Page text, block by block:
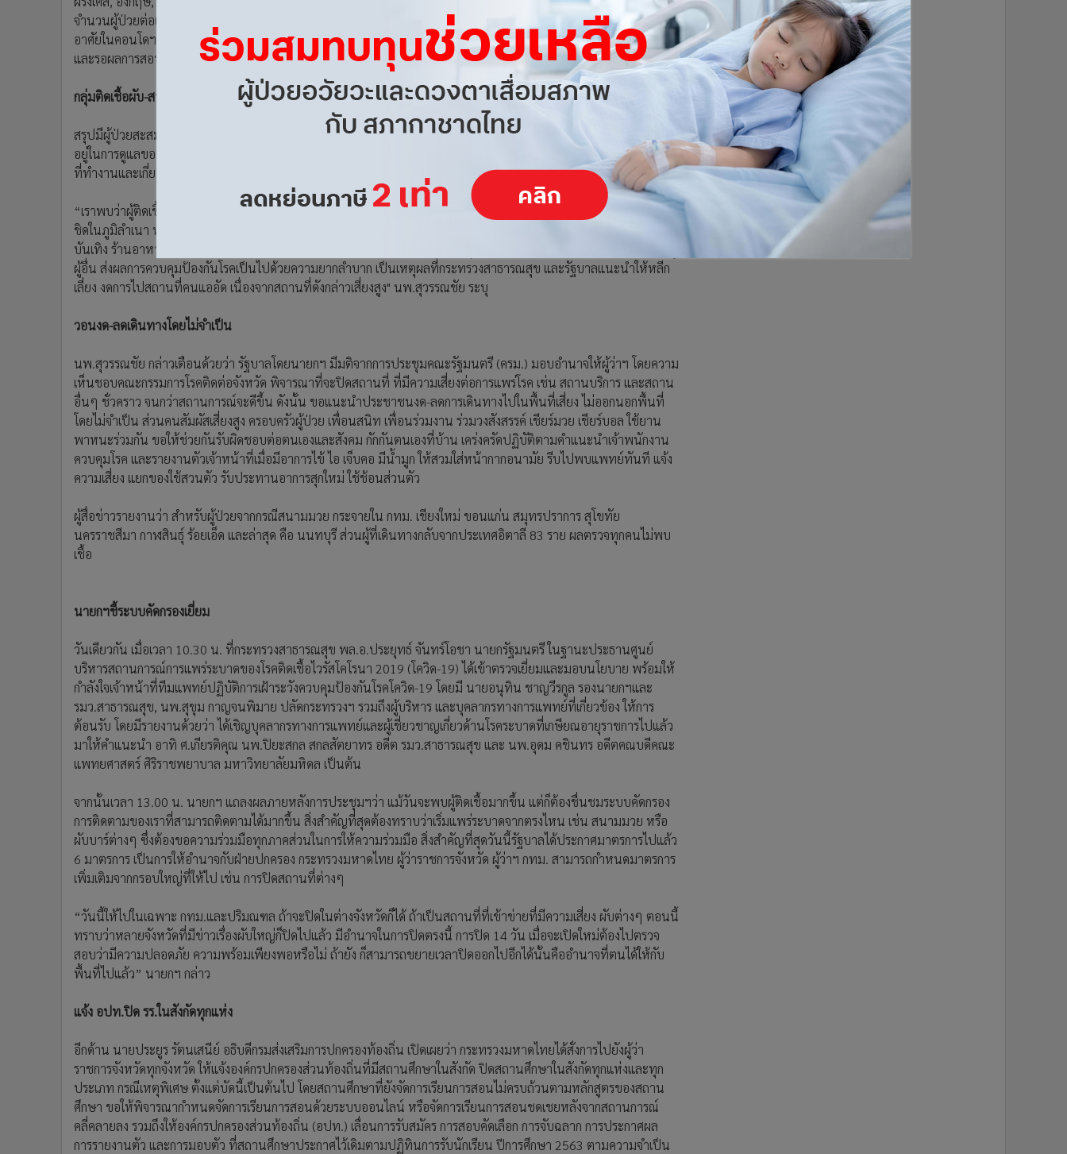
Celeb Online
Gotomanager
จำนวนผู้ป่วยต่อเนื่อง การทำงานใกล้ชิดต่างชาติ 3 ราย เป็นครูพี่เลี้ยง, พนักงานเคาน์เตอร์เช็กอิน และเพื่อนต่างชาติมา
อาศัยในคอนโดฯ ทำงานหรืออาศัยในสถานที่แออัดต้องใกล้ชิดคนจำนวนมาก 1 ราย เป็นเทรนเนอร์ ในสถานที่ออกกำลังกาย
และรอผลการสอบสวนโรคเพิ่มเติม 4 ราย โดยจำนวนนี้ มีผู้สื่อข่าว 1 ราย
กลุ่มติดเชื้อผับ-สนามมวยทะลุ 100
สรุปมีผู้ป่วยสะสมในประเทศ 272 ราย กลับบ้าน 42 ราย อยู่ระหว่างรักษา 229 ราย เสียชีวิต 1 ราย โดยมีอาการหนัก 3 ราย
อยู่ในการดูแลของแพทย์อย่างใกล้ชิด ทั้งนี้ รายงานผู้ป่วยรายใหม่ส่วนใหญ่มีลักษณะสัมผัสใกล้ชิดกับกลุ่มเสี่ยง โดยมีกลุ่มคน
ที่ทำงานและเกี่ยวกับในสถานบันเทิง 57 ราย ส่วนกลุ่มสนามมวยขณะนี้รวม 52 ราย
“เราพบว่าผู้ติดเชื้อจากสนามมวย ส่วนหนึ่งเป็นผู้ชมจากต่างจังหวัด หมายความว่า ผู้ป่วยนั้นมีโอกาสนำเชื้อกับไปติดคนใกล้
ชิดในภูมิลำเนา หรือที่ตัวเองเดินทางไป เรายังพบว่า มีบางคนที่เป็นผู้สัมผัสเสี่ยงสูง แต่ยังออกไปในสถานที่ผู้คนแออัด สถาน
บันเทิง ร้านอาหาร โดยไม่มีการกักกันตัวเองตามคำแนะนำของกระทรวงสาธารณสุข ตรงนี้เป็นอันตรายมาก ในการแพร่โรคสู่
ผู้อื่น ส่งผลการควบคุมป้องกันโรคเป็นไปด้วยความยากลำบาก เป็นเหตุผลที่กระทรวงสาธารณสุข และรัฐบาลแนะนำให้หลีก
เลี่ยง งดการไปสถานที่คนแออัด เนื่องจากสถานที่ดังกล่าวเสี่ยงสูง" นพ.สุวรรณชัย ระบุ
วอนงด-ลดเดินทางโดยไม่จำเป็น
นพ.สุวรรณชัย กล่าวเตือนด้วยว่า รัฐบาลโดยนายกฯ มีมติจากการประชุมคณะรัฐมนตรี (ครม.) มอบอำนาจให้ผู้ว่าฯ โดยความ
เห็นชอบคณะกรรมการโรคติดต่อจังหวัด พิจารณาที่จะปิดสถานที่ ที่มีความเสี่ยงต่อการแพร่โรค เช่น สถานบริการ และสถาน
อื่นๆ ชั่วคราว จนกว่าสถานการณ์จะดีขึ้น ดังนั้น ขอแนะนำประชาชนงด-ลดการเดินทางไปในพื้นที่เสี่ยง ไม่ออกนอกพื้นที่
โดยไม่จำเป็น ส่วนคนสัมผัสเสี่ยงสูง ครอบครัวผู้ป่วย เพื่อนสนิท เพื่อนร่วมงาน ร่วมวงสังสรรค์ เชียร์มวย เชียร์บอล ใช้ยาน
พาหนะร่วมกัน ขอให้ช่วยกันรับผิดชอบต่อตนเองและสังคม กักกันตนเองที่บ้าน เคร่งครัดปฏิบัติตามคำแนะนำเจ้าพนักงาน
ควบคุมโรค และรายงานตัวเจ้าหน้าที่เมื่อมีอาการไข้ ไอ เจ็บคอ มีน้ำมูก ให้สวมใส่หน้ากากอนามัย รีบไปพบแพทย์ทันที แจ้ง
ความเสี่ยง แยกของใช้สวนตัว รับประทานอาการสุกใหม่ ใช้ช้อนส่วนตัว
ผู้สื่อข่าวรายงานว่า สำหรับผู้ป่วยจากกรณีสนามมวย กระจายใน กทม. เชียงใหม่ ขอนแก่น สมุทรปราการ สุโขทัย
นครราชสีมา กาฬสินธุ์ ร้อยเอ็ด และล่าสุด คือ นนทบุรี ส่วนผู้ที่เดินทางกลับจากประเทศอิตาลี 83 ราย ผลตรวจทุกคนไม่พบ
เชื้อ
นายกฯชี้ระบบคัดกรองเยี่ยม
วันเดียวกัน เมื่อเวลา 10.30 น. ที่กระทรวงสาธารณสุข พล.อ.ประยุทธ์ จันทร์โอชา นายกรัฐมนตรี ในฐานะประธานศูนย์
บริหารสถานการณ์การแพร่ระบาดของโรคติดเชื้อไวรัสโคโรนา 2019 (โควิด-19) ได้เข้าตรวจเยี่ยมและมอบนโยบาย พร้อมให้
กำลังใจเจ้าหน้าที่ทีมแพทย์ปฏิบัติการเฝ้าระวังควบคุมป้องกันโรคโควิด-19 โดยมี นายอนุทิน ชาญวีรกูล รองนายกฯและ
รมว.สาธารณสุข, นพ.สุขุม กาญจนพิมาย ปลัดกระทรวงฯ รวมถึงผู้บริหาร และบุคลากรทางการแพทย์ที่เกี่ยวข้อง ให้การ
ต้อนรับ โดยมีรายงานด้วยว่า ได้เชิญบุคลากรทางการแพทย์และผู้เชี่ยวชาญเกี่ยวด้านโรคระบาดที่เกษียณอายุราชการไปแล้ว
มาให้คำแนะนำ อาทิ ศ.เกียรติคุณ นพ.ปิยะสกล สกลสัตยาทร อดีต รมว.สาธารณสุข และ นพ.อุดม คชินทร อดีตคณบดีคณะ
แพทยศาสตร์ ศิริราชพยาบาล มหาวิทยาลัยมหิดล เป็นต้น
จากนั้นเวลา 13.00 น. นายกฯ แถลงผลภายหลังการประชุมฯว่า แม้วันจะพบผู้ติดเชื้อมากขึ้น แต่ก็ต้องชื่นชมระบบคัดกรอง
การติดตามของเราที่สามารถติดตามได้มากขึ้น สิ่งสำคัญที่สุดต้องทราบว่าเริ่มแพร่ระบาดจากตรงไหน เช่น สนามมวย หรือ
ผับบาร์ต่างๆ ซึ่งต้องขอความร่วมมือทุกภาคส่วนในการให้ความร่วมมือ สิ่งสำคัญที่สุดวันนี้รัฐบาลได้ประกาศมาตรการไปแล้ว
6 มาตรการ เป็นการให้อำนาจกับฝ่ายปกครอง กระทรวงมหาดไทย ผู้ว่าราชการจังหวัด ผู้ว่าฯ กทม. สามารถกำหนดมาตรการ
เพิ่มเติมจากกรอบใหญ่ที่ให้ไป เช่น การปิดสถานที่ต่างๆ
“วันนี้ให้ไปในเฉพาะ กทม.และปริมณฑล ถ้าจะปิดในต่างจังหวัดก็ได้ ถ้าเป็นสถานที่ที่เข้าข่ายที่มีความเสี่ยง ผับต่างๆ ตอนนี้
ทราบว่าหลายจังหวัดที่มีข่าวเรื่องผับใหญ่ก็ปิดไปแล้ว มีอำนาจในการปิดตรงนี้ การปิด 14 วัน เมื่อจะเปิดใหม่ต้องไปตรวจ
สอบว่ามีความปลอดภัย ความพร้อมเพียงพอหรือไม่ ถ้ายัง ก็สามารถขยายเวลาปิดออกไปอีกได้นั้นคืออำนาจที่ตนได้ให้กับ
พื้นที่ไปแล้ว” นายกฯ กล่าว
แจ้ง อปท.ปิด รร.ในสังกัดทุกแห่ง
อีกด้าน นายประยูร รัตนเสนีย์ อธิบดีกรมส่งเสริมการปกครองท้องถิ่น เปิดเผยว่า กระทรวงมหาดไทยได้สั่งการไปยังผู้ว่า
ราชการจังหวัดทุกจังหวัด ให้แจ้งองค์กรปกครองส่วนท้องถิ่นที่มีสถานศึกษาในสังกัด ปิดสถานศึกษาในสังกัดทุกแห่งและทุก
ประเภท กรณีเหตุพิเศษ ตั้งแต่บัดนี้เป็นต้นไป โดยสถานศึกษาที่ยังจัดการเรียนการสอนไม่ครบถ้วนตามหลักสูตรของสถาน
ศึกษา ขอให้พิจารณากำหนดจัดการเรียนการสอนด้วยระบบออนไลน์ หรือจัดการเรียนการสอนชดเชยหลังจากสถานการณ์
คลี่คลายลง รวมถึงให้องค์กรปกครองส่วนท้องถิ่น (อปท.) เลื่อนการรับสมัคร การสอบคัดเลือก การจับฉลาก การประกาศผล
การรายงานตัว และการมอบตัว ที่สถานศึกษาประกาศไว้เดิมตามปฏิทินการรับนักเรียน ปีการศึกษา 2563 ตามความจำเป็น